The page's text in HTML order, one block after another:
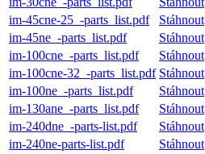
im-45cne-25_-parts_list.pdf
Stáhnout
im-45ne_-parts_list.pdf
Stáhnout
im-100cne_-parts_list.pdf
Stáhnout
im-100cne-32_-parts_list.pdf Stáhnout
im-100ne_-parts_list.pdf
Stáhnout
im-130ane_-parts_list.pdf
Stáhnout
im-240dne_-parts-list.pdf
Stáhnout
im-240ne-parts-list.pdf
Stáhnout